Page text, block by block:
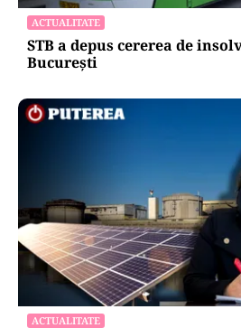
ACTUALITATE
STB a depus cererea de
București
ACTUALITATE